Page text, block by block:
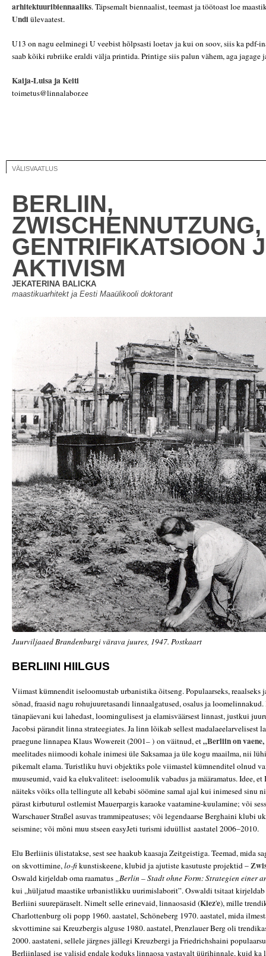
arhitektuuribiennaaliks. Täpsemalt biennaalist, teemast ja töötoast loe
Undiülevaatest.
U13 on nagu eelminegi U veebist hõlpsasti loetav ja kui on soov, siis ka pdf-
saab kõiki rubriike eraldi välja printida. Printige siis palun vähem, aga jagage
Kaija-Luisa ja Keiti
toimetus@linnalabor.ee
VÄLISVAATLUS
BERLIIN,
ZWISCHENNUTZUNG,
GENTRIFIKATSIOON
AKTIVISM
JEKATERINA BALICKA
maastikuarhitekt ja Eesti Maaülikooli doktorant
Juurviljaaed Brandenburgi värava juures, 1947. Postkaart
BERLIINI HIILGUS
Viimast kümnendit iseloomustab urbanistika õitseng. Populaarseks, reaalseks
sõnad, fraasid nagu rohujuuretasandi linnaalgatused, osalus ja
tänapäevani kui lahedast, loomingulisest ja elamisväärsest linnast, justkui
Jacobsi pärandit linna strateegiates. Ja linn lõikab sellest madalaeelarvelisest
praegune linnapea Klaus Wowereit (2001– ) on väitnud, et„Berliin on
meelitades niimoodi kohale inimesi üle Saksamaa ja üle kogu maailma, nii
pikemalt elama. Turistliku huvi objektiks pole viimastel kümnenditel olnud
muuseumid, vaid ka elukvaliteet: iseloomulik vabadus ja määramatus. Idee,
näiteks võiks olla tellingute all kebabi söömine samal ajal kui inimesed sinu
pärast kirbuturul ostlemist Mauerpargis karaoke vaatamine-kuulamine; või
Warschauer Straßel asuvas trammipeatuses; või legendaarse Berghaini klubi
seismine; või mõni muu stseen easyJeti turismi iduüllist aastatel 2006–2010.
Elu Berliinis ülistatakse, sest see haakub kaasaja Zeitgeistiga. Teemad, mida
on skvottimine,lo-fikunstiskeene, klubid ja ajutiste kasutuste projektid –
Oswald kirjeldab oma raamatus „Berlin – Stadt ohne Form: Strategien einer
kui „hüljatud maastike urbanistlikku uurimislaborit”. Oswaldi tsitaat
Berliini suurepäraselt. Nimelt selle erinevaid, linnaosasid (Kiez'e), mille
Charlottenburg oli popp 1960. aastatel, Schöneberg 1970. aastatel, mida
skvottimine sai Kreuzbergis alguse 1980. aastatel, Prenzlauer Berg oli
2000. aastateni, sellele järgnes jällegi Kreuzbergi ja Friedrichshaini
Berliinlased ise valisid endale koduks linnaosa vastavalt üürihinnale, kuid ka